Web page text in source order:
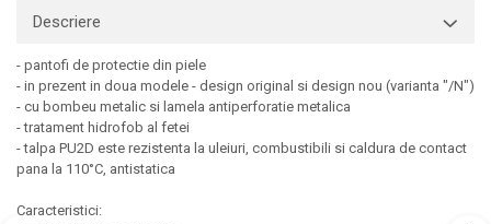
Pentru femei
Bluze pentru femei
Fleece-uri
Jachete / Bluze salopeta
Pantaloni de lucru cu pieptar
Pantaloni de lucru in talie
Descriere
- pantofi de protectie din piele
- in prezent in doua modele - design original si design nou (varianta "/N")
- cu bombeu metalic si lamela antiperforatie metalica
- tratament hidrofob al fetei
- talpa PU2D este rezistenta la uleiuri, combustibili si caldura de contact
pana la 110°C, antistatica
Caracteristici: